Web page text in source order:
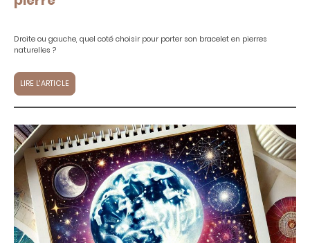
Droite ou gauche, quel coté choisir pour porter son bracelet en pierres
naturelles ?
LIRE L'ARTICLE